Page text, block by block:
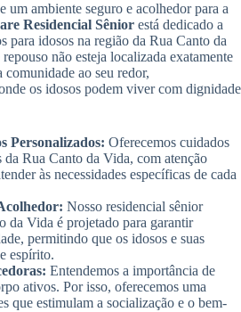
um ambiente seguro e acolhedor para a
Residencial Sênior está dedicado a
para idosos na região da Rua Canto da
não esteja localizada exatamente
comunidade ao seu redor,
os idosos podem viver com dignidade
Personalizados: Oferecemos cuidados
da Rua Canto da Vida, com atenção
às necessidades específicas de cada
Nosso residencial sênior
da Vida é projetado para garantir
permitindo que os idosos e suas
espírito.
Entendemos a importância de
ativos. Por isso, oferecemos uma
que estimulam a socialização e o bem-